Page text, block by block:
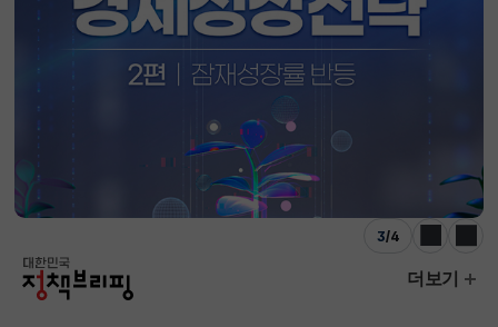
3/4
이전 다음